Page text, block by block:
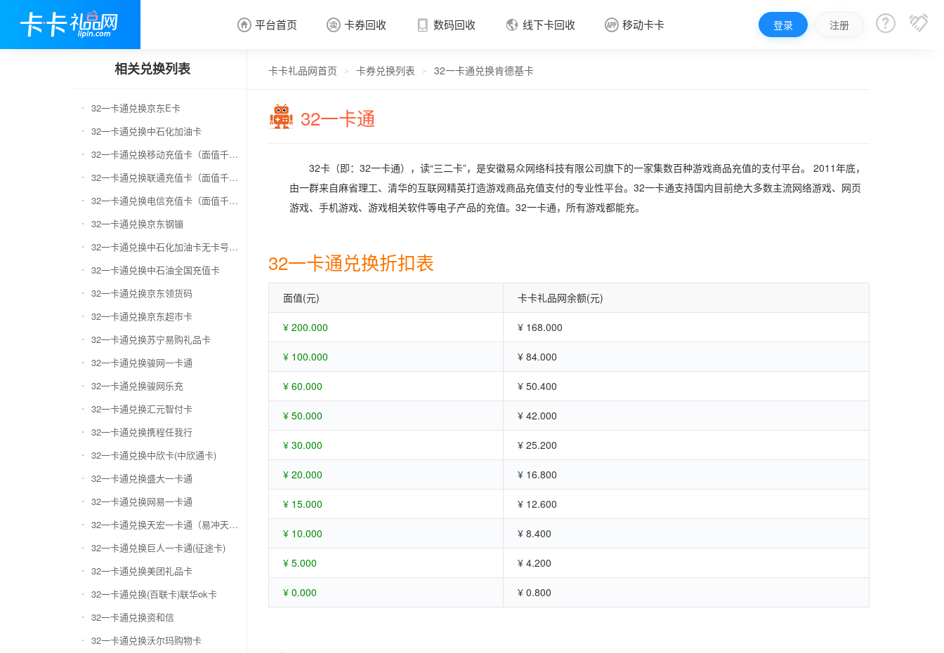
 平台首页  卡券回收
 卡券回收
 数码回收  线下卡回收  移动卡卡 登录 注册  
相关兑换列表
32一卡通兑换京东E卡
32一卡通兑换中石化加油卡
32一卡通兑换移动充值卡（面值千万别选错）
32一卡通兑换联通充值卡（面值千万别选错）
32一卡通兑换电信充值卡（面值千万别选错）
32一卡通兑换京东钢镚
32一卡通兑换中石化加油卡无卡号（面值千万别选错）
32一卡通兑换中石油全国充值卡
32一卡通兑换京东领货码
32一卡通兑换京东超市卡
32一卡通兑换苏宁易购礼品卡
32一卡通兑换骏网一卡通
32一卡通兑换骏网乐充
32一卡通兑换汇元智付卡
32一卡通兑换携程任我行
32一卡通兑换中欣卡(中欣通卡)
32一卡通兑换盛大一卡通
32一卡通兑换网易一卡通
32一卡通兑换天宏一卡通（易冲天宏卡）
32一卡通兑换巨人一卡通(征途卡)
32一卡通兑换美团礼品卡
32一卡通兑换(百联卡)联华ok卡
32一卡通兑换资和信
32一卡通兑换沃尔玛购物卡
卡卡礼品网首页 > 卡券兑换列表 > 32一卡通兑换肯德基卡
32一卡通
32卡（即：32一卡通），读“三二卡”，是安徽易众网络科技有限公司旗下的一家集数百种游戏商品充值的支付平台。 2011年底，
由一群来自麻省理工、清华的互联网精英打造游戏商品充值支付的专业性平台。32一卡通支持国内目前绝大多数主流网络游戏、网页
游戏、手机游戏、游戏相关软件等电子产品的充值。32一卡通，所有游戏都能充。
32一卡通兑换折扣表
面值(元) 卡卡礼品网余额(元)
¥ 200.000 ¥ 168.000
¥ 100.000 ¥ 84.000
¥ 60.000 ¥ 50.400
¥ 50.000 ¥ 42.000
¥ 30.000 ¥ 25.200
¥ 20.000 ¥ 16.800
¥ 15.000 ¥ 12.600
¥ 10.000 ¥ 8.400
¥ 5.000 ¥ 4.200
¥ 0.000 ¥ 0.800